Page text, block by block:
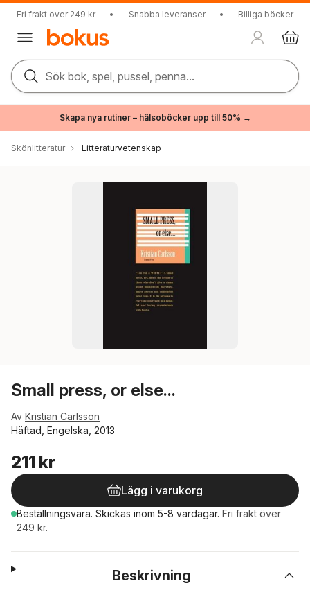
Fri frakt över 249 kr • Snabba leveranser • Billiga böcker
Sök bok, spel, pussel, penna...
Skapa nya rutiner – hälsoböcker upp till 50% →
Skönlitteratur Litteraturvetenskap
Small press, or else...
Av Kristian Carlsson
Häftad, Engelska, 2013
211 kr
Lägg i varukorg
Beställningsvara. Skickas inom 5-8 vardagar. Fri frakt över
249 kr.
Beskrivning